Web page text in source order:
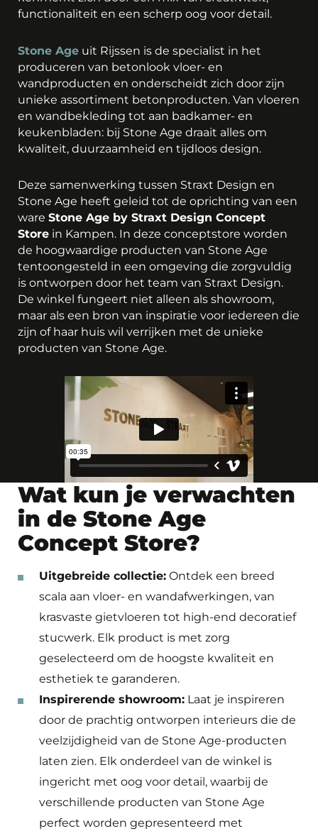
functionaliteit en een scherp oog voor detail.
Stone Age uit Rijssen is de specialist in het
produceren van betonlook vloer- en
wandproducten en onderscheidt zich door zijn
unieke assortiment betonproducten. Van vloeren
en wandbekleding tot aan badkamer- en
keukenbladen: bij Stone Age draait alles om
kwaliteit, duurzaamheid en tijdloos design.
Deze samenwerking tussen Straxt Design en
Stone Age heeft geleid tot de oprichting van een
ware Stone Age by Straxt Design Concept
Store in Kampen. In deze conceptstore worden
de hoogwaardige producten van Stone Age
tentoongesteld in een omgeving die zorgvuldig
is ontworpen door het team van Straxt Design.
De winkel fungeert niet alleen als showroom,
maar als een bron van inspiratie voor iedereen die
zijn of haar huis wil verrijken met de unieke
producten van Stone Age.
Wat kun je verwachten
in de Stone Age
Concept Store?
Uitgebreide collectie: Ontdek een breed
scala aan vloer- en wandafwerkingen, van
krasvaste gietvloeren tot high-end decoratief
stucwerk. Elk product is met zorg
geselecteerd om de hoogste kwaliteit en
esthetiek te garanderen.
Inspirerende showroom: Laat je inspireren
door de prachtig ontworpen interieurs die de
veelzijdigheid van de Stone Age-producten
laten zien. Elk onderdeel van de winkel is
ingericht met oog voor detail, waarbij de
verschillende producten van Stone Age
perfect worden gepresenteerd met